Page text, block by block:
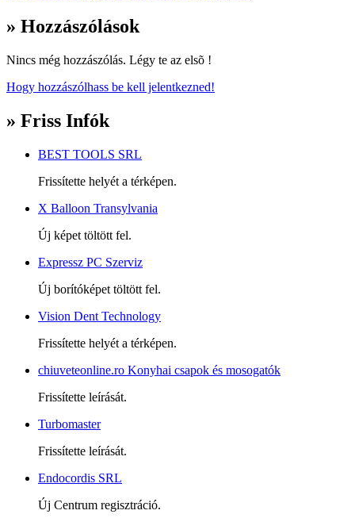
» Hozzászólások
Nincs még hozzászólás. Légy te az elsõ !
Hogy hozzászólhass be kell jelentkezned!
» Friss Infók
BEST TOOLS SRL
Frissítette helyét a térképen.
X Balloon Transylvania
Új képet töltött fel.
Expressz PC Szerviz
Új borítóképet töltött fel.
Vision Dent Technology
Frissítette helyét a térképen.
chiuveteonline.ro Konyhai csapok és mosogatók
Frissítette leírását.
Turbomaster
Frissítette leírását.
Endocordis SRL
Új Centrum regisztráció.